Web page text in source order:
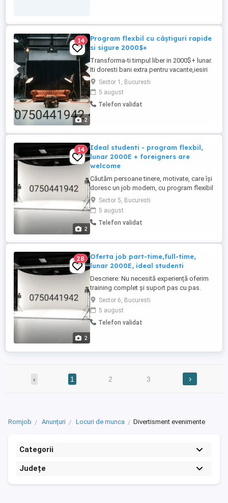
2
14
Program flexbil cu câștiguri rapide
si sigure 2000$+
Transforma-ti timpul liber in 2000$+ lunar.
Iti doresti bani extra pentru vacante,iesiri
sau shopping fara sa renunti la facultate?
Iti propunem o colaborare part-time sau
full-time intr-un mediu modern si elegant.
Experienta nu este necesara, iti oferim tot
Sector 1, Bucuresti
5 august
Telefon validat
2
14
Ideal studenti - program flexbil,
lunar 2000E + foreigners are
welcome
Căutăm persoane tinere, motivate, care își
doresc un job modern, cu program flexibil
și câștiguri consistente. Venituri 2000$+
net lunar, bonusuri atractive și mediu
prietenos. Ce oferim: Program flexibil îți
organizezi timpul cum dorești (part-time
Sector 5, Bucuresti
5 august
Telefon validat
2
28
Oferta job part-time,full-time,
lunar 2000E, ideal studenti
Descriere: Nu necesită experiență oferim
training complet și suport pas cu pas.
Program flexibil alegi tu cât și când
lucrezi. Câștiguri sigure 2000$+ lunar, cu
plăți rapide. Avantaje & bonusuri reale:
Bonus de zi de naștere și zile speciale.
Sector 6, Bucuresti
5 august
Telefon validat
‹ 1 2 3 ›
Romjob Anunțuri Locuri de munca Divertisment evenimente
Categorii
Județe